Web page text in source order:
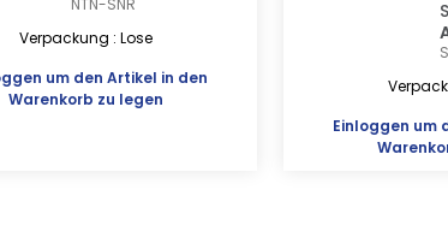
NTN-SNR
Verpackung : Lose
um den Artikel in den
Warenkorb zu legen
Einloggen um